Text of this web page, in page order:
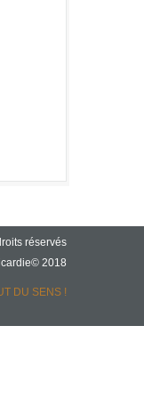
réservés
2018
DU SENS !